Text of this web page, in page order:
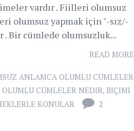
vardır . Fiilleri olumsuz
olumsuz yapmak için "-sız/-
. Bir cümlede olumsuzluk...
READ MORE
ANLAMCA OLUMLU CÜMLELER
CÜMLELER NEDIR, BIÇIMI
KONULAR
2